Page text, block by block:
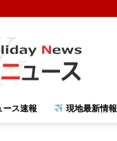
ース速報 現地最新情報